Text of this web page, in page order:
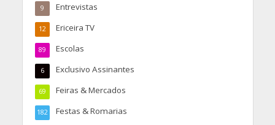
Entrevistas
9
Ericeira TV
12
Escolas
89
Exclusivo Assinantes
6
Feiras & Mercados
69
Festas & Romarias
182